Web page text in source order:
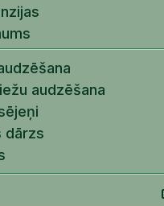
audzēšana
dārzs